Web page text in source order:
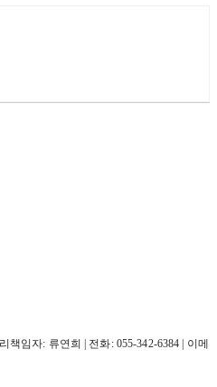
임자: 류연희 | 전화: 055-342-6384 | 이메